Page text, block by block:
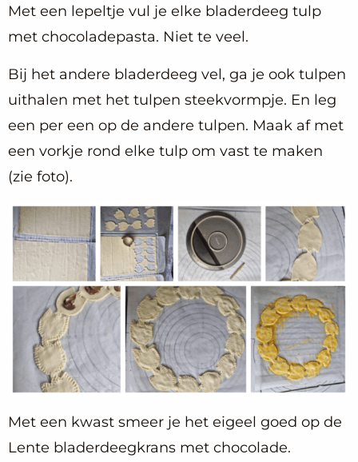
Met een lepeltje vul je elke bladerdeeg tulp
met chocoladepasta. Niet te veel.
Bij het andere bladerdeeg vel, ga je ook tulpen
uithalen met het tulpen steekvormpje. En leg
een per een op de andere tulpen. Maak af met
een vorkje rond elke tulp om vast te maken
(zie foto).
Met een kwast smeer je het eigeel goed op de
Lente bladerdeegkrans met chocolade.